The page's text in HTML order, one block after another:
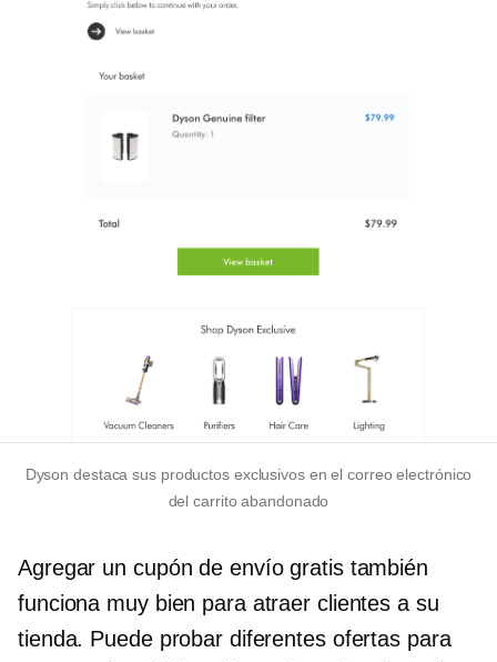
Dyson destaca sus productos exclusivos en el correo electrónico
del carrito abandonado
Agregar un cupón de envío gratis también
funciona muy bien para atraer clientes a su
tienda. Puede probar diferentes ofertas para